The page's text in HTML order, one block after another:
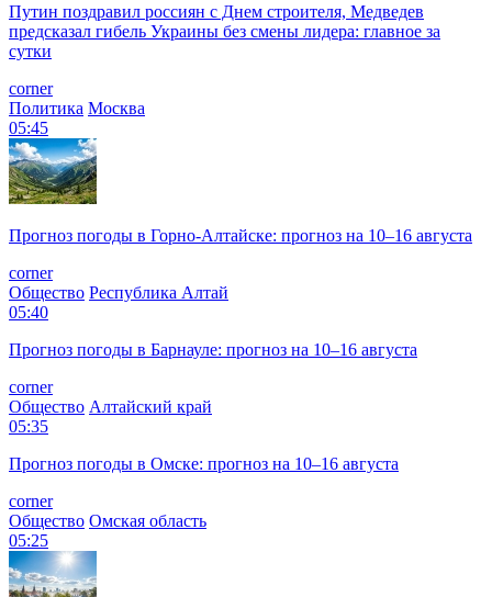
Путин поздравил россиян с Днем строителя, Медведев
предсказал гибель Украины без смены лидера: главное за
сутки
corner
Политика Москва
05:45
Прогноз погоды в Горно-Алтайске: прогноз на 10–16 августа
corner
Общество Республика Алтай
05:40
Прогноз погоды в Барнауле: прогноз на 10–16 августа
corner
Общество Алтайский край
05:35
Прогноз погоды в Омске: прогноз на 10–16 августа
corner
Общество Омская область
05:25